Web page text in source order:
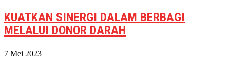
KUATKAN SINERGI DALAM BERBAGI
MELALUI DONOR DARAH
7 Mei 2023